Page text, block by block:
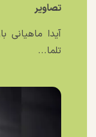
تصاویر
آیدا ماهیانی
تلما...